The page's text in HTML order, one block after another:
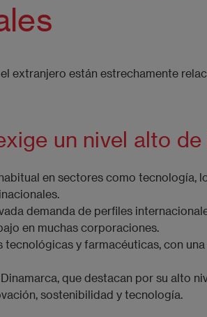
extranjero están estrechamente
un nivel alto
en sectores como tecnología,
demanda de perfiles
en muchas corporaciones.
tecnológicas y farmacéuticas, con
que destacan por su alto
sostenibilidad y tecnología.